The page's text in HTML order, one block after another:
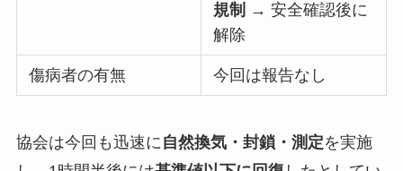
規制 → 安全確認後に
解除
傷病者の有無 今回は報告なし
協会は今回も迅速に自然換気・封鎖・測定を実施